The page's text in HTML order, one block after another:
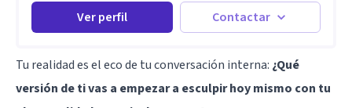
Ver perfil Contactar
Tu realidad es el eco de tu conversación interna: ¿Qué
versión de ti vas a empezar a esculpir hoy mismo con tu